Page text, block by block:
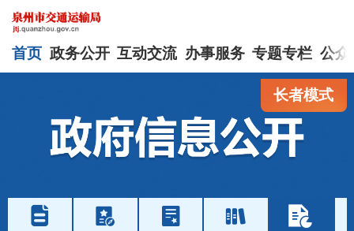
首页 政务公开 互动交流 办事服务 专题专栏 公众
长者模式